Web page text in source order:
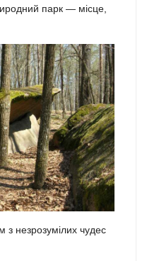
парк — місце,
незрозумілих чудес